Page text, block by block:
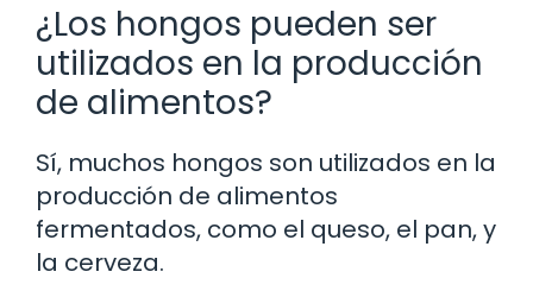
¿Los hongos pueden ser
utilizados en la producción
de alimentos?
Sí, muchos hongos son utilizados en la
producción de alimentos
fermentados, como el queso, el pan, y
la cerveza.